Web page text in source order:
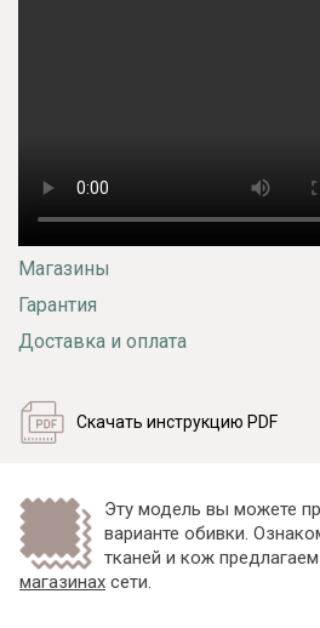
Магазины
Гарантия
Доставка и оплата
Скачать инструкцию PDF
Эту модель вы можете
варианте обивки.
тканей и кож
магазинах сети.